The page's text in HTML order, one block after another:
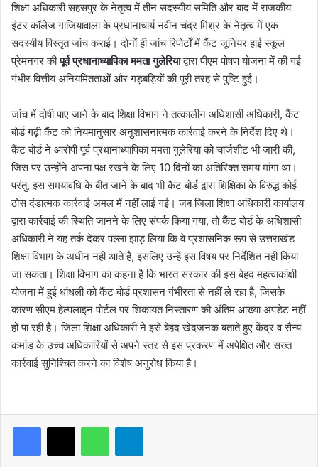
शिक्षा अधिकारी सहसपुर के नेतृत्व में तीन सदस्यीय समिति और बाद में राजकीय
इंटर कॉलेज गाजियावाला के प्रधानाचार्य नवीन चंद्र मिश्र के नेतृत्व में एक
सदस्यीय विस्तृत जांच कराई। दोनों ही जांच रिपोर्टों में कैंट जूनियर हाई स्कूल
प्रेमनगर कीपूर्व प्रधानाध्यापिका ममता गुलेरियाद्वारा पीएम पोषण योजना में की गई
गंभीर वित्तीय अनियमितताओं और गड़बड़ियों की पूरी तरह से पुष्टि हुई।
जांच में दोषी पाए जाने के बाद शिक्षा विभाग ने तत्कालीन अधिशासी अधिकारी, कैंट
बोर्ड गढ़ी कैंट को नियमानुसार अनुशासनात्मक कार्रवाई करने के निर्देश दिए थे।
कैंट बोर्ड ने आरोपी पूर्व प्रधानाध्यापिका ममता गुलेरिया को चार्जशीट भी जारी की,
जिस पर उन्होंने अपना पक्ष रखने के लिए 10 दिनों का अतिरिक्त समय मांगा था।
परंतु, इस समयावधि के बीत जाने के बाद भी कैंट बोर्ड द्वारा शिक्षिका के विरुद्ध कोई
ठोस दंडात्मक कार्रवाई अमल में नहीं लाई गई। जब जिला शिक्षा अधिकारी कार्यालय
द्वारा कार्रवाई की स्थिति जानने के लिए संपर्क किया गया, तो कैंट बोर्ड के अधिशासी
अधिकारी ने यह तर्क देकर पल्ला झाड़ लिया कि वे प्रशासनिक रूप से उत्तराखंड
शिक्षा विभाग के अधीन नहीं आते हैं, इसलिए उन्हें इस विषय पर निर्देशित नहीं किया
जा सकता। शिक्षा विभाग का कहना है कि भारत सरकार की इस बेहद महत्वाकांक्षी
योजना में हुई धांधली को कैंट बोर्ड प्रशासन गंभीरता से नहीं ले रहा है, जिसके
कारण सीएम हेल्पलाइन पोर्टल पर शिकायत निस्तारण की अंतिम आख्या अपडेट नहीं
हो पा रही है। जिला शिक्षा अधिकारी ने इसे बेहद खेदजनक बताते हुए केंद्र व सैन्य
कमांड के उच्च अधिकारियों से अपने स्तर से इस प्रकरण में अपेक्षित और सख्त
कार्रवाई सुनिश्चित करने का विशेष अनुरोध किया है।